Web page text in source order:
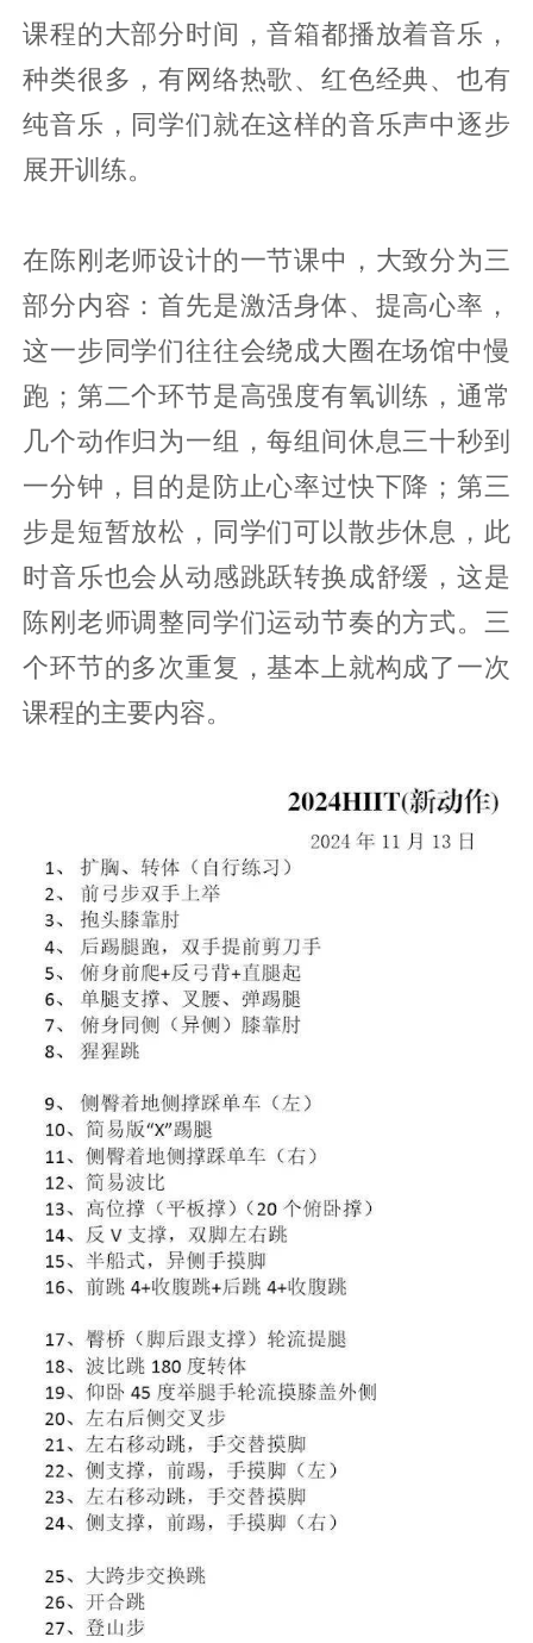
课程的大部分时间，音箱都播放着音乐，
种类很多，有网络热歌、红色经典、也有
纯音乐，同学们就在这样的音乐声中逐步
展开训练。
在陈刚老师设计的一节课中，大致分为三
部分内容：首先是激活身体、提高心率，
这一步同学们往往会绕成大圈在场馆中慢
跑；第二个环节是高强度有氧训练，通常
几个动作归为一组，每组间休息三十秒到
一分钟，目的是防止心率过快下降；第三
步是短暂放松，同学们可以散步休息，此
时音乐也会从动感跳跃转换成舒缓，这是
陈刚老师调整同学们运动节奏的方式。三
个环节的多次重复，基本上就构成了一次
课程的主要内容。